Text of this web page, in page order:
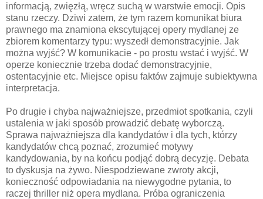
informacją, zwięzłą, wręcz suchą w warstwie emocji. Opis
stanu rzeczy. Dziwi zatem, że tym razem komunikat biura
prawnego ma znamiona ekscytującej opery mydlanej ze
zbiorem komentarzy typu: wyszedł demonstracyjnie. Jak
można wyjść? W komunikacie - po prostu wstać i wyjść. W
operze koniecznie trzeba dodać demonstracyjnie,
ostentacyjnie etc. Miejsce opisu faktów zajmuje subiektywna
interpretacja.
Po drugie i chyba najważniejsze, przedmiot spotkania, czyli
ustalenia w jaki sposób prowadzić debatę wyborczą.
Sprawa najważniejsza dla kandydatów i dla tych, którzy
kandydatów chcą poznać, zrozumieć motywy
kandydowania, by na końcu podjąć dobrą decyzję. Debata
to dyskusja na żywo. Niespodziewane zwroty akcji,
konieczność odpowiadania na niewygodne pytania, to
raczej thriller niż opera mydlana. Próba ograniczenia